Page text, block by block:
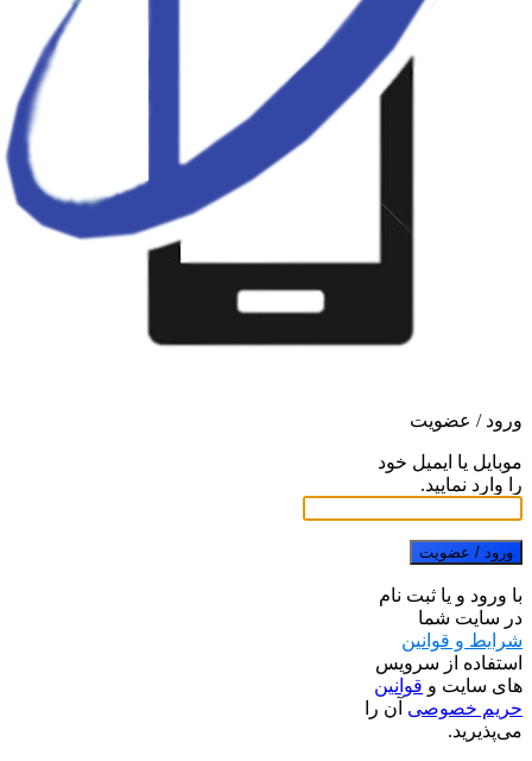
ورود / عضویت
موبایل یا ایمیل خود
را وارد نمایید.
ورود / عضویت
با ورود و یا ثبت نام
در سایت شما
شرایط و قوانین
استفاده از سرویس
های سایت و قوانین
حریم خصوصی آن را
می‌پذیرید.